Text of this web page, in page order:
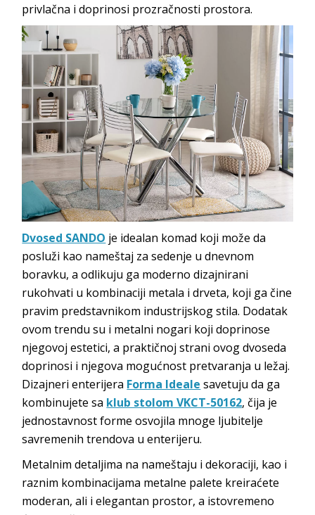
privlačna i doprinosi prozračnosti prostora.
Dvosed SANDO je idealan komad koji može da
posluži kao nameštaj za sedenje u dnevnom
boravku, a odlikuju ga moderno dizajnirani
rukohvati u kombinaciji metala i drveta, koji ga čine
pravim predstavnikom industrijskog stila. Dodatak
ovom trendu su i metalni nogari koji doprinose
njegovoj estetici, a praktičnoj strani ovog dvoseda
doprinosi i njegova mogućnost pretvaranja u ležaj.
Dizajneri enterijera Forma Ideale savetuju da ga
kombinujete sa klub stolom VKCT-50162, čija je
jednostavnost forme osvojila mnoge ljubitelje
savremenih trendova u enterijeru.
Metalnim detaljima na nameštaju i dekoraciji, kao i
raznim kombinacijama metalne palete kreiraćete
moderan, ali i elegantan prostor, a istovremeno